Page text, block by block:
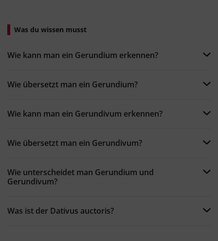
Was du wissen musst
Wie kann man ein Gerundium erkennen?
Wie übersetzt man ein Gerundium?
Wie kann man ein Gerundivum erkennen?
Wie übersetzt man ein Gerundivum?
Wie unterscheidet man Gerundium und
Gerundivum?
Was ist der Dativus auctoris?